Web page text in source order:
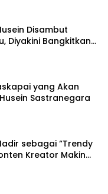
Disambut
Diyakini Bangkitkan
yang Akan
Sastranegara
sebagai “Trendy
Kreator Makin